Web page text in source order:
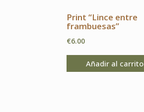
Print “Lince entre
frambuesas”
€6.00
Añadir al carrito